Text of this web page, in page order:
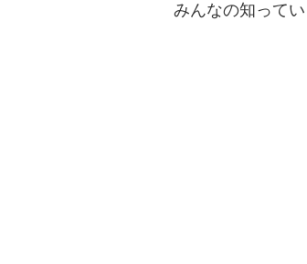
みんなの知って